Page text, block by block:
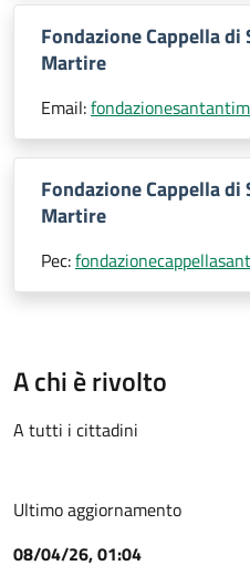
Fondazione Cappella
Martire
Email:
Fondazione Cappella
Martire
Pec:
A chi è rivolto
A tutti i cittadini
Ultimo aggiornamento
08/04/26, 01:04